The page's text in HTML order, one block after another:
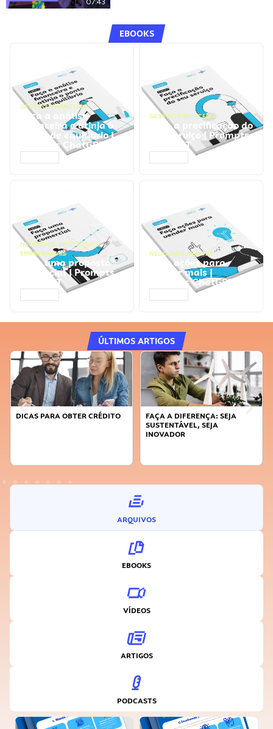
07:43
EBOOKS
GESTÃO FINANCEIRA
Faça a análise
financeira e atinja o
ponto de equilíbrio |
Prompts ChatGPT
GESTÃO FINANCEIRA
Faça a precificação do
seu serviço | Prompts
ChatGPT
NEGÓCIOS, PROCESSOS
EMPRESARIAIS
Faça uma proposta
comercial | Prompts
ChatGPT
NEGÓCIOS, VENDAS
Faça ações para
vender mais |
Prompts ChatGPT
ÚLTIMOS ARTIGOS
DICAS PARA OBTER CRÉDITO
FAÇA A DIFERENÇA: SEJA
SUSTENTÁVEL, SEJA
INOVADOR
ARQUIVOS
EBOOKS
VÍDEOS
ARTIGOS
PODCASTS